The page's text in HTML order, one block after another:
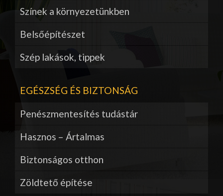
Színek a környezetünkben
Belsőépítészet
Szép lakások, tippek
EGÉSZSÉG ÉS BIZTONSÁG
Penészmentesítés tudástár
Hasznos – Ártalmas
Biztonságos otthon
Zöldtető építése